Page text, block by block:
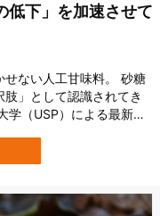
低下」を加速させて
せない人工甘味料。 砂糖
」として認識されてき
学（USP）による最新研
あることが明らかにな
人工甘味料が、実は脳の